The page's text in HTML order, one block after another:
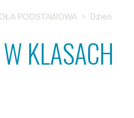
PODSTAWOWA
Dzień
KLASACH